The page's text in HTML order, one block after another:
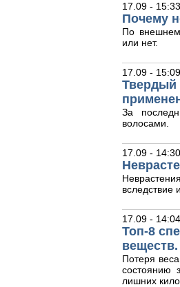
17.09 - 15:33
Почему
По
или нет.
17.09 - 15:09
Твердый
За
волосами.
17.09 - 14:30
вследствие
17.09 - 14:04
Топ-8
веществ.
Потеря
состоянию
лишних